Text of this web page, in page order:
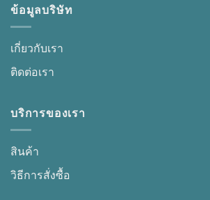
ข้อมูลบริษัท
เกี่ยวกับเรา
ติดต่อเรา
บริการของเรา
สินค้า
วิธีการสั่งซื้อ